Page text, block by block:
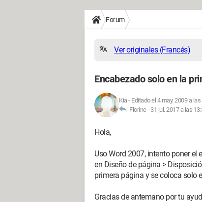
Forum
Ver originales (Francés)
Encabezado solo en la
Kia- Editado el 4 may. 2009 a las
Florine - 31 jul. 2017 a las
Hola,
Uso Word 2007, intento poner
en Diseño de página >
primera página y se coloca solo
Gracias de antemano por tu